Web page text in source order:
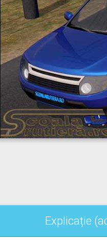
Explicație